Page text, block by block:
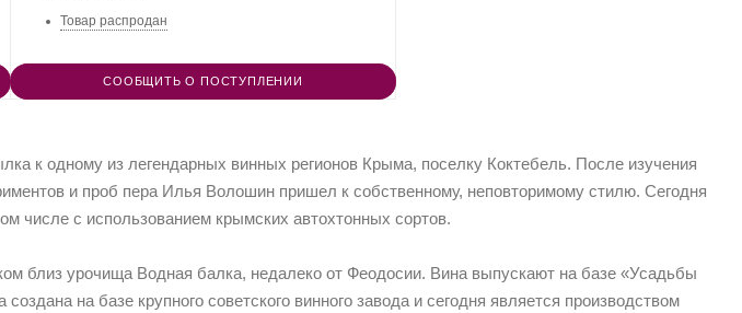
Товар распродан
СООБЩИТЬ О ПОСТУПЛЕНИИ
к одному из легендарных винных регионов Крыма, поселку Коктебель. После изучения
и проб пера Илья Волошин пришел к собственному, неповторимому стилю. Сегодня
числе с использованием крымских автохтонных сортов.
близ урочища Водная балка, недалеко от Феодосии. Вина выпускают на базе «Усадьбы
на базе крупного советского винного завода и сегодня является производством